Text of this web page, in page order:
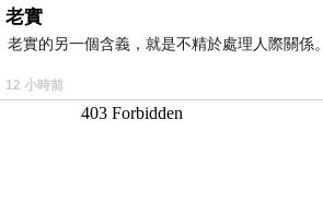
老實
老實的另一個含義，就是不精於處理人際關係。
12 小時前